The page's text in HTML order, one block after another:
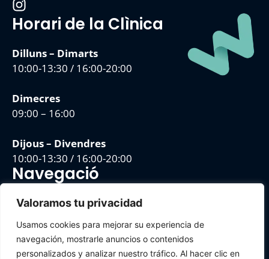
Valoramos tu privacidad
Usamos cookies para mejorar su experiencia de
navegación, mostrarle anuncios o contenidos
personalizados y analizar nuestro tráfico. Al hacer clic en
Horari de la Clìnica
Dilluns – Dimarts
10:00-13:30 / 16:00-20:00
Dimecres
09:00 – 16:00
Dijous – Divendres
10:00-13:30 / 16:00-20:00
Navegació
Avís Legal
Política de Cookies
Mapa de lloc